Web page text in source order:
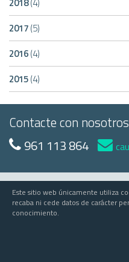
2017(5)
2016(4)
2015(4)
Contacte con nosotros
961 113 864
© 2023 Valenciaport
Valenciaport PCS
Edificio APV - Avda
Este sitio web únicamente utiliza
recaba ni cede datos de carácter
conocimiento.